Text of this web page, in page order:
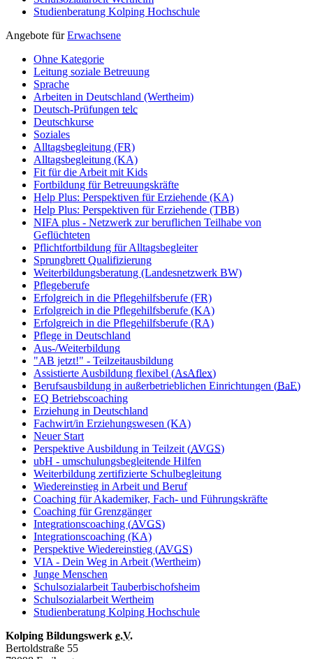
Studienberatung Kolping Hochschule
Angebote fürErwachsene
Ohne Kategorie
Leitung soziale Betreuung
Sprache
Arbeiten in Deutschland (Wertheim)
Deutsch-Prüfungen telc
Deutschkurse
Soziales
Alltagsbegleitung (FR)
Alltagsbegleitung (KA)
Fit für die Arbeit mit Kids
Fortbildung für Betreuungskräfte
Help Plus: Perspektiven für Erziehende (KA)
Help Plus: Perspektiven für Erziehende (TBB)
NIFA plus - Netzwerk zur beruflichen Teilhabe von
Geflüchteten
Pflichtfortbildung für Alltagsbegleiter
Sprungbrett Qualifizierung
Weiterbildungsberatung (Landesnetzwerk BW)
Pflegeberufe
Erfolgreich in die Pflegehilfsberufe (FR)
Erfolgreich in die Pflegehilfsberufe (KA)
Erfolgreich in die Pflegehilfsberufe (RA)
Pflege in Deutschland
Aus-/Weiterbildung
"AB jetzt!" - Teilzeitausbildung
Assistierte Ausbildung flexibel (AsAflex)
Berufsausbildung in außerbetrieblichen Einrichtungen (BaE)
EQ Betriebscoaching
Erziehung in Deutschland
Fachwirt/in Erziehungswesen (KA)
Neuer Start
Perspektive Ausbildung in Teilzeit (AVGS)
ubH - umschulungsbegleitende Hilfen
Weiterbildung zertifizierte Schulbegleitung
Wiedereinstieg in Arbeit und Beruf
Coaching für Akademiker, Fach- und Führungskräfte
Coaching für Grenzgänger
Integrationscoaching (AVGS)
Integrationscoaching (KA)
Perspektive Wiedereinstieg (AVGS)
VIA - Dein Weg in Arbeit (Wertheim)
Junge Menschen
Schulsozialarbeit Tauberbischofsheim
Schulsozialarbeit Wertheim
Studienberatung Kolping Hochschule
Kolping Bildungswerk e.V.
Bertoldstraße 55